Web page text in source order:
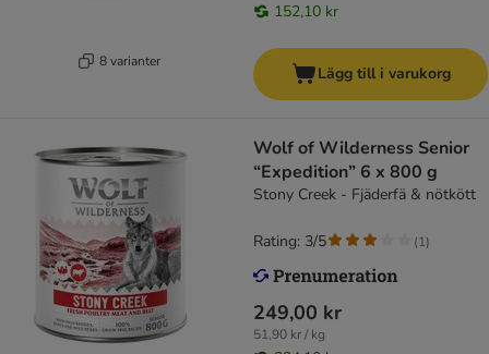
8 varianter
152,10 kr
Lägg till i varukorg
Wolf of Wilderness Senior
“Expedition” 6 x 800 g
Stony Creek - Fjäderfä & nötkött
249,00 kr
51,90 kr / kg
Rating: 3/5 (1)